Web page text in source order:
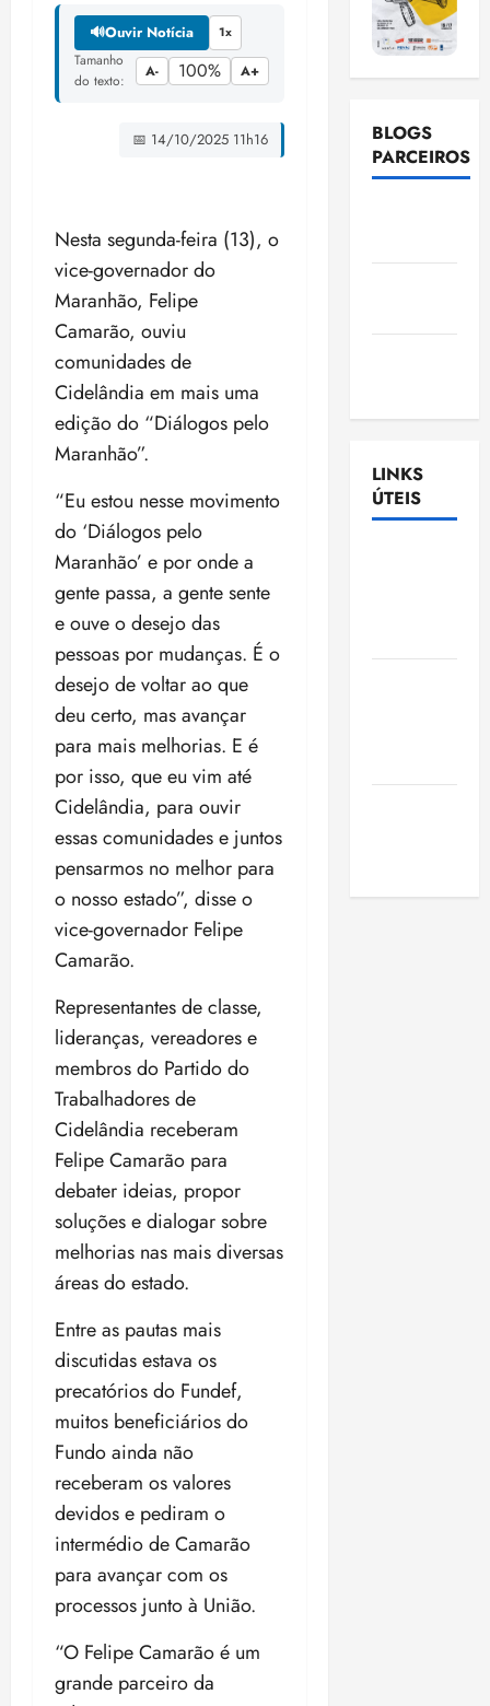
🔊Ouvir Notícia 1x
Tamanho
do texto:
A- 100% A+
📅 14/10/2025 11h16
Nesta segunda-feira (13), o
vice-governador do
Maranhão, Felipe
Camarão, ouviu
comunidades de
Cidelândia em mais uma
edição do “Diálogos pelo
Maranhão”.
“Eu estou nesse movimento
do ‘Diálogos pelo
Maranhão’ e por onde a
gente passa, a gente sente
e ouve o desejo das
pessoas por mudanças. É o
desejo de voltar ao que
deu certo, mas avançar
para mais melhorias. E é
por isso, que eu vim até
Cidelândia, para ouvir
essas comunidades e juntos
pensarmos no melhor para
o nosso estado”, disse o
vice-governador Felipe
Camarão.
Representantes de classe,
lideranças, vereadores e
membros do Partido do
Trabalhadores de
Cidelândia receberam
Felipe Camarão para
debater ideias, propor
soluções e dialogar sobre
melhorias nas mais diversas
áreas do estado.
Entre as pautas mais
discutidas estava os
precatórios do Fundef,
muitos beneficiários do
Fundo ainda não
receberam os valores
devidos e pediram o
intermédio de Camarão
para avançar com os
processos junto à União.
“O Felipe Camarão é um
grande parceiro da
BLOGS
PARCEIROS
LINKS
ÚTEIS